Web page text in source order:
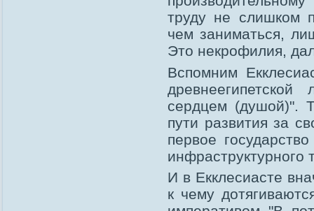
труду не слишком
чем заниматься,
Это некрофилия,
Вспомним
сердцем (душой)".
пути развития за
первое
инфраструктурного
И в Екклесиасте
к чему